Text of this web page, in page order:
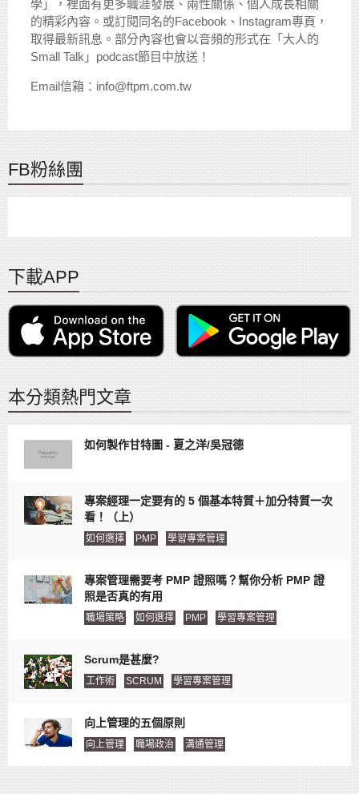
學」，裡面有更多職涯發展、兩性關係、個人成長相關
的精彩內容。或訂閱同名的Facebook、Instagram專頁，
取得最新訊息。部分內容也會以音頻的形式在「大人的
Small Talk」podcast節目中放送！
Email信箱：info@ftpm.com.tw
FB粉絲團
下載APP
本分類熱門文章
如何製作甘特圖 - 夏之洋/吳冠德
專案經理一定要有的 5 個基本特質＋加分特質一次
看！（上）
如何選擇 PMP 學習專案管理
專案管理需要考 PMP 證照嗎？幫你分析 PMP 證
照是否真的有用
職場策略 如何選擇 PMP 學習專案管理
Scrum是甚麼?
工作術 SCRUM 學習專案管理
向上管理的五個原則
向上管理 職場政治 溝通管理